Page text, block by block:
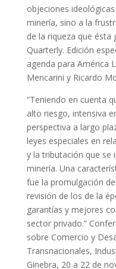
objeciones
minería, sino a la
de la riqueza que ésta
Quarterly. Edición
agenda para América
Mencarini y Ricardo
“Teniendo en cuenta
alto riesgo, intensiva
perspectiva a largo
leyes especiales en
y la tributación que se
minería. Una
fue la promulgación
revisión de los de la
garantías y mejores
sector privado.”
sobre Comercio y
Transnacionales,
Ginebra, 20 a 22 de